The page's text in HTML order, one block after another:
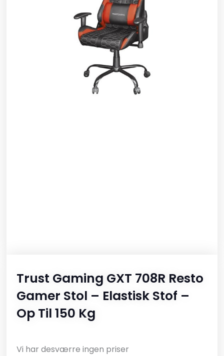
Trust Gaming GXT 708R Resto
Gamer Stol – Elastisk Stof –
Op Til 150 Kg
Vi har desværre ingen priser